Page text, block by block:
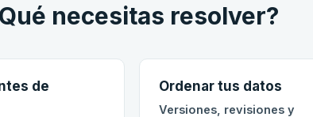
necesitas resolver?
de
Ordenar tus datos
Versiones, revisiones y